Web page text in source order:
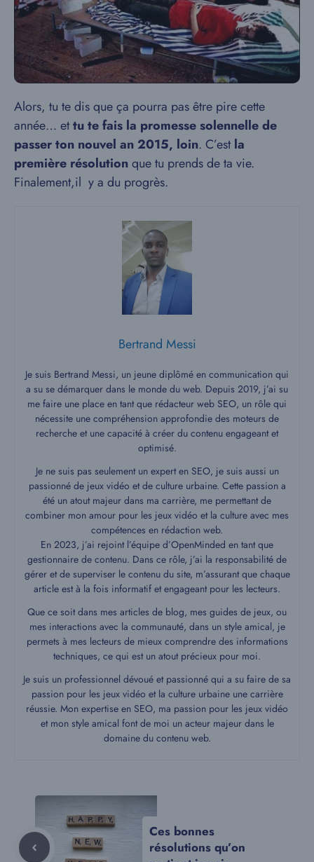
Alors, tu te dis que ça pourra pas être pire cette
année… ettu te fais la promesse solennelle de
passer ton nouvel an 2015, loin. C’estla
première résolutionque tu prends de ta vie.
Finalement,il y a du progrès.
Bertrand Messi
Je suis Bertrand Messi, un jeune diplômé en communication qui
a su se démarquer dans le monde du web. Depuis 2019, j’ai su
me faire une place en tant que rédacteur web SEO, un rôle qui
nécessite une compréhension approfondie des moteurs de
recherche et une capacité à créer du contenu engageant et
optimisé.
Je ne suis pas seulement un expert en SEO, je suis aussi un
passionné de jeux vidéo et de culture urbaine. Cette passion a
été un atout majeur dans ma carrière, me permettant de
combiner mon amour pour les jeux vidéo et la culture avec mes
compétences en rédaction web.
En 2023, j’ai rejoint l’équipe d’OpenMinded en tant que
gestionnaire de contenu. Dans ce rôle, j’ai la responsabilité de
gérer et de superviser le contenu du site, m’assurant que chaque
article est à la fois informatif et engageant pour les lecteurs.
Que ce soit dans mes articles de blog, mes guides de jeux, ou
mes interactions avec la communauté, dans un style amical, je
permets à mes lecteurs de mieux comprendre des informations
techniques, ce qui est un atout précieux pour moi.
Je suis un professionnel dévoué et passionné qui a su faire de sa
passion pour les jeux vidéo et la culture urbaine une carrière
réussie. Mon expertise en SEO, ma passion pour les jeux vidéo
et mon style amical font de moi un acteur majeur dans le
domaine du contenu web.
Ces bonnes
résolutions qu’on